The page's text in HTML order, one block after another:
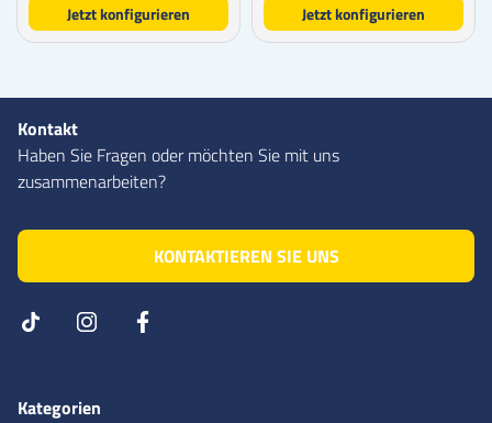
Jetzt konfigurieren Jetzt konfigurieren
Kontakt
Haben Sie Fragen oder möchten Sie mit uns
zusammenarbeiten?
KONTAKTIEREN SIE UNS
Kategorien